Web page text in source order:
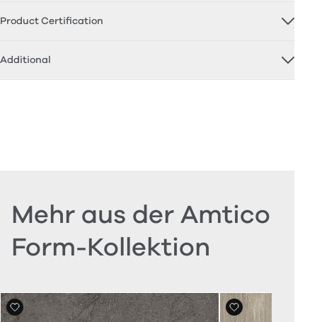
Product Certification
Additional
Mehr aus der Amtico
Form-Kollektion